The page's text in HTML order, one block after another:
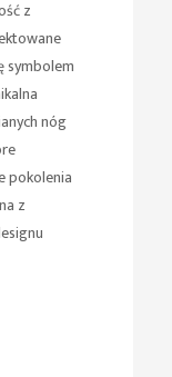
z
symbolem
nóg
pokolenia
z